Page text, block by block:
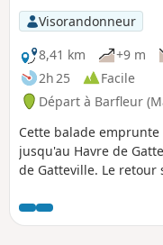
Visorandonneur
8,41 km
+9 m
2h 25
Facile
Départ à Barfleur
Cette balade
jusqu'au Havre de
de Gatteville. Le
revenir au point de